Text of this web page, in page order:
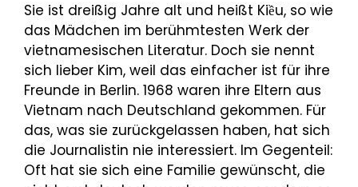
Sie ist dreißig Jahre alt und heißt Kiều, so wie
das Mädchen im berühmtesten Werk der
vietnamesischen Literatur. Doch sie nennt
sich lieber Kim, weil das einfacher ist für ihre
Freunde in Berlin. 1968 waren ihre Eltern aus
Vietnam nach Deutschland gekommen. Für
das, was sie zurückgelassen haben, hat sich
die Journalistin nie interessiert. Im Gegenteil:
Oft hat sie sich eine Familie gewünscht, die